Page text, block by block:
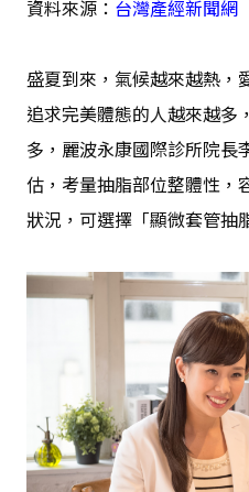
資料來源： 台灣產經新聞網
盛夏到來，氣候越來越熱，
追求完美體態的人越來越多
多，麗波永康國際診所院長
估，考量抽脂部位整體性，
狀況，可選擇「顯微套管抽